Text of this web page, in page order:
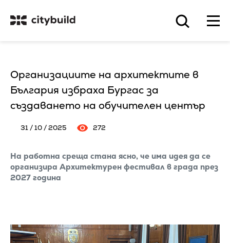
Организациите на архитектите в
България избраха Бургас за
създаването на обучителен център
31 / 10 / 2025 272
На работна среща стана ясно, че има идея да се
организира Архитектурен фестивал в града през
2027 година